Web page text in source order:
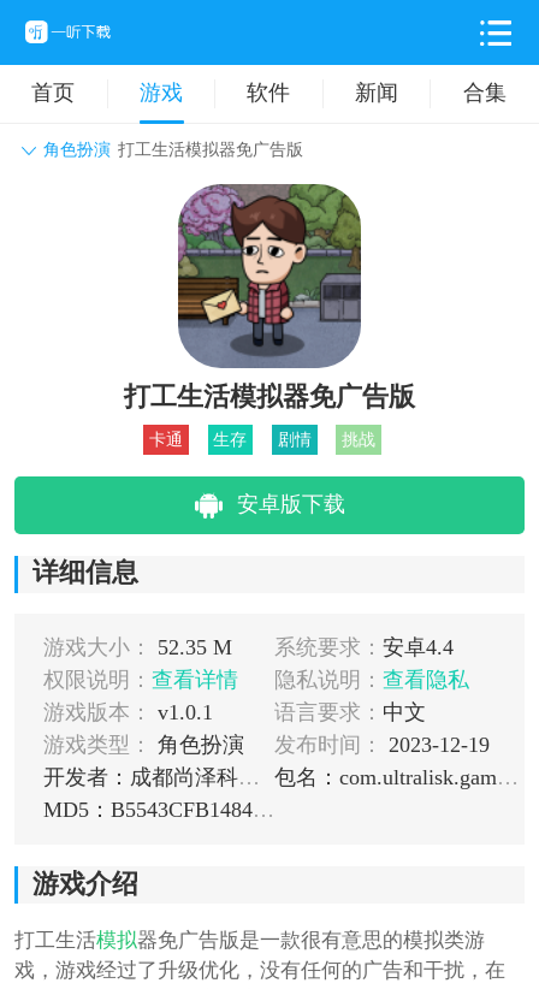
首页 游戏 软件 新闻 合集
角色扮演 打工生活模拟器免广告版
动作格斗 休闲益智
卡牌对战 音乐舞蹈
挂机养成
打工生活模拟器免广告版
卡通 生存 剧情 挑战
安卓版下载
详细信息
游戏大小： 52.35 M 系统要求： 安卓4.4
权限说明： 查看详情 隐私说明： 查看隐私
游戏版本：
v1.0.1 语言要求： 中文
游戏类型：
角色扮演 发布时间：
2023-12-19
开发者：成都尚泽科技有限公司
包名：com.ultralisk.gameapp.game168
MD5：B5543CFB1484D217B44828B64A3537C2
游戏介绍
打工生活模拟器免广告版是一款很有意思的模拟类游
戏，游戏经过了升级优化，没有任何的广告和干扰，在